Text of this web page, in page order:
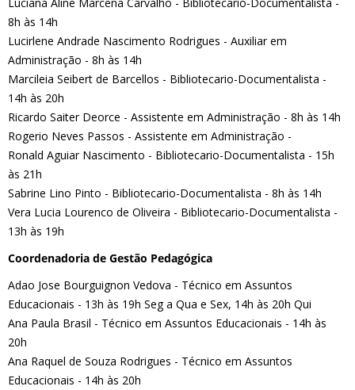
8h às 14h
Lucirlene Andrade Nascimento Rodrigues - Auxiliar em
Administração - 8h às 14h
Marcileia Seibert de Barcellos - Bibliotecario-Documentalista -
14h às 20h
Ricardo Saiter Deorce - Assistente em Administração - 8h às 14h
Rogerio Neves Passos - Assistente em Administração -
Ronald Aguiar Nascimento - Bibliotecario-Documentalista - 15h
às 21h
Sabrine Lino Pinto - Bibliotecario-Documentalista - 8h às 14h
Vera Lucia Lourenco de Oliveira - Bibliotecario-Documentalista -
13h às 19h
Coordenadoria de Gestão Pedagógica
Adao Jose Bourguignon Vedova - Técnico em Assuntos
Educacionais - 13h às 19h Seg a Qua e Sex, 14h às 20h Qui
Ana Paula Brasil - Técnico em Assuntos Educacionais - 14h às
20h
Ana Raquel de Souza Rodrigues - Técnico em Assuntos
Educacionais - 14h às 20h